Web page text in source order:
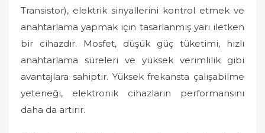
Transistor), elektrik sinyallerini kontrol etmek ve
anahtarlama yapmak için tasarlanmış yarı iletken
bir cihazdır. Mosfet, düşük güç tüketimi, hızlı
anahtarlama süreleri ve yüksek verimlilik gibi
avantajlara sahiptir. Yüksek frekansta çalışabilme
yeteneği, elektronik cihazların performansını
daha da artırır.